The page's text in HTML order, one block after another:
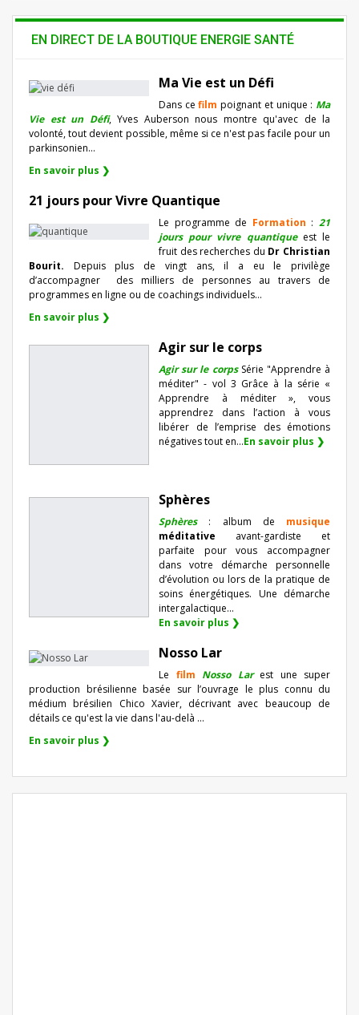
EN DIRECT DE LA BOUTIQUE ENERGIE SANTÉ
Ma Vie est un Défi
Dans cefilm poignant et unique : Ma
Vie est un Défi, Yves Auberson nous montre qu'avec de la
volonté, tout devient possible, même si ce n'est pas facile pour un
parkinsonien…
En savoir plus ❯
21 jours pour Vivre Quantique
Le programme de Formation :21
jours pour vivre quantiqueest le
fruit des recherches du Dr Christian
Bourit. Depuis plus de vingt ans, il a eu le privilège
d’accompagner
des milliers de personnes au travers de
programmes en ligne ou de coachings individuels…
En savoir plus ❯
Agir sur le corps
Agir sur le corpsSérie "Apprendre à
méditer" - vol 3 Grâce à la série «
Apprendre à méditer », vous
apprendrez dans l’action à vous
libérer de l’emprise des émotions
négatives tout en...En savoir plus ❯
Sphères
Sphères: album de musique
méditative avant-gardiste et
parfaite pour vous accompagner
dans votre démarche personnelle
d’évolution ou lors de la pratique de
soins énergétiques. Une démarche
intergalactique...
En savoir plus ❯
Nosso Lar
Le film Nosso Lar est une super
production brésilienne basée sur l’ouvrage le plus connu du
médium brésilien Chico Xavier, décrivant avec beaucoup de
détails ce qu'est la vie dans l'au-delà ...
En savoir plus ❯